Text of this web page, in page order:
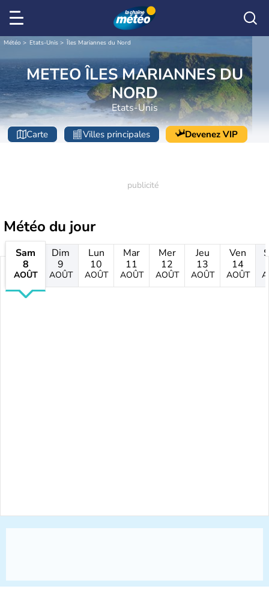
Météo Etats-Unis Îles Mariannes du Nord
METEO ÎLES MARIANNES DU
NORD
Etats-Unis
Carte Villes principales Devenez VIP
Météo du jour
Sam
8
AOÛT
Dim
9
AOÛT
Lun
10
AOÛT
Mar
11
AOÛT
Mer
12
AOÛT
Jeu
13
AOÛT
Ven
14
AOÛT